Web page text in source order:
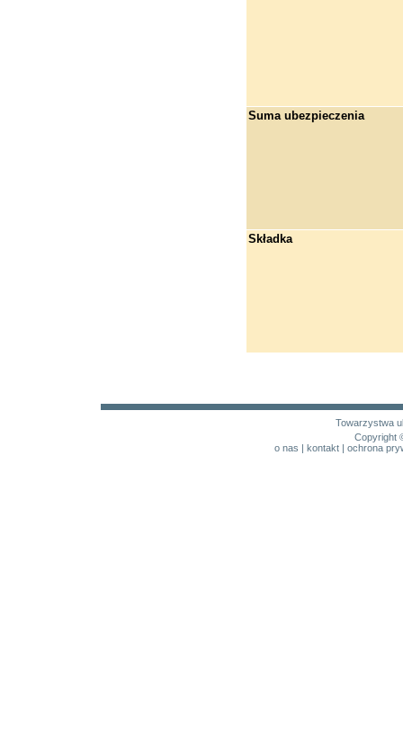
Suma ubezpieczenia
Składka
Towarzystwa
Copyright
o nas | kontakt| ochrona